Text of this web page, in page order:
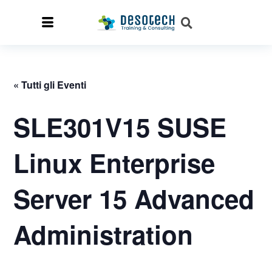
« Tutti gli Eventi
SLE301V15 SUSE
Linux Enterprise
Server 15 Advanced
Administration